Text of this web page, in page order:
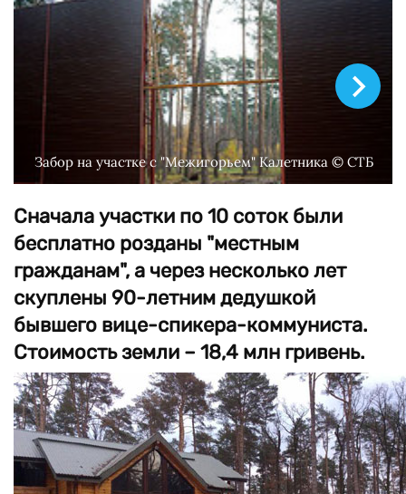
Забор на участке с "Межигорьем" Калетника © СТБ
Сначала участки по 10 соток были
бесплатно розданы "местным
гражданам", а через несколько лет
скуплены 90-летним дедушкой
бывшего вице-спикера-коммуниста.
Стоимость земли – 18,4 млн гривень.